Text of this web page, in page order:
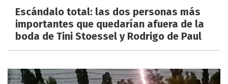
Escándalo total: las dos personas más
importantes que quedarían afuera de la
boda de Tini Stoessel y Rodrigo de Paul